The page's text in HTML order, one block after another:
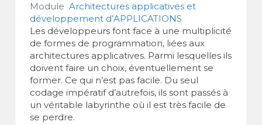
Module Architectures applicatives et
développement d’APPLICATIONS
Les développeurs font face à une multiplicité
de formes de programmation, liées aux
architectures applicatives. Parmi lesquelles ils
doivent faire un choix, éventuellement se
former. Ce qui n’est pas facile. Du seul
codage impératif d’autrefois, ils sont passés à
un véritable labyrinthe où il est très facile de
se perdre.